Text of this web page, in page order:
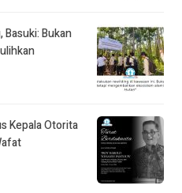
Basuki: Bukan
Kepala Otorita